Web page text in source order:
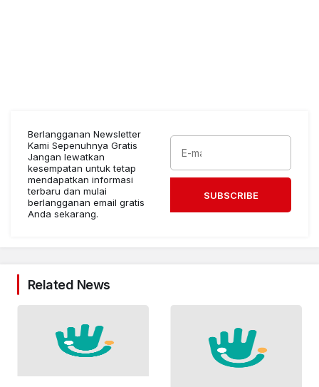
Berlangganan Newsletter
Kami Sepenuhnya Gratis
Jangan lewatkan
kesempatan untuk tetap
mendapatkan informasi
terbaru dan mulai
berlangganan email gratis
Anda sekarang.
SUBSCRIBE
Related News